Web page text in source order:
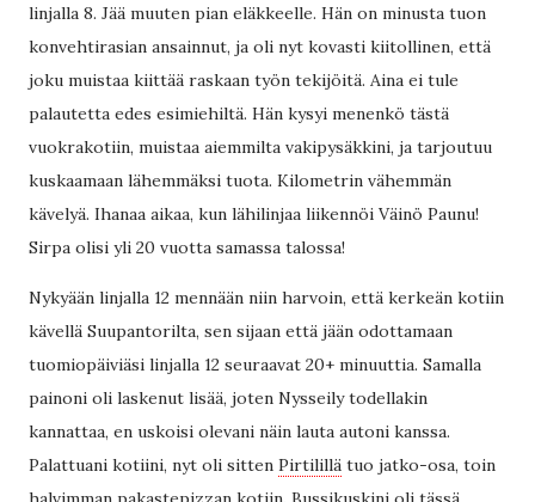
linjalla 8. Jää muuten pian eläkkeelle. Hän on minusta tuon
konvehtirasian ansainnut, ja oli nyt kovasti kiitollinen, että
joku muistaa kiittää raskaan työn tekijöitä. Aina ei tule
palautetta edes esimiehiltä. Hän kysyi menenkö tästä
vuokrakotiin, muistaa aiemmilta vakipysäkkini, ja tarjoutuu
kuskaamaan lähemmäksi tuota. Kilometrin vähemmän
kävelyä. Ihanaa aikaa, kun lähilinjaa liikennöi Väinö Paunu!
Sirpa olisi yli 20 vuotta samassa talossa!
Nykyään linjalla 12 mennään niin harvoin, että kerkeän kotiin
kävellä Suupantorilta, sen sijaan että jään odottamaan
tuomiopäiviäsi linjalla 12 seuraavat 20+ minuuttia. Samalla
painoni oli laskenut lisää, joten Nysseily todellakin
kannattaa, en uskoisi olevani näin lauta autoni kanssa.
Palattuani kotiini, nyt oli sitten Pirtilillä tuo jatko-osa, toin